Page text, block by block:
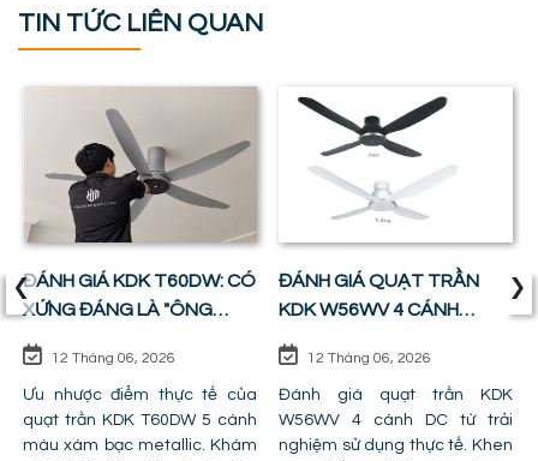
TIN TỨC LIÊN QUAN
ĐÁNH GIÁ KDK T60DW: CÓ
XỨNG ĐÁNG LÀ "ÔNG
VUA" PHÒNG KHÁCH ?
12 Tháng 06, 2026
Ưu nhược điểm thực tế của
quạt trần KDK T60DW 5 cánh
màu xám bạc metallic. Khám
ĐÁNH GIÁ QUẠT TRẦN
KDK W56WV 4 CÁNH
ĐỘNG CƠ DC: SỰ CÂN
BẰNG HOÀN HẢO GIỮA
GIÁ TIỀN VÀ CÔNG NĂNG
12 Tháng 06, 2026
Đánh giá quạt trần KDK
W56WV 4 cánh DC từ trải
nghiệm sử dụng thực tế. Khen
‹ ›